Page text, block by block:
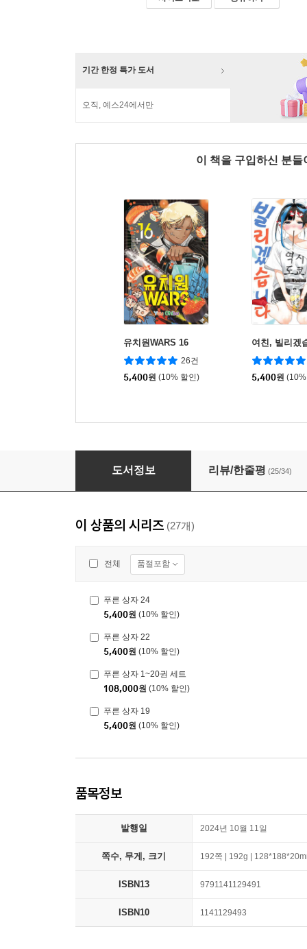
기간 한정 특가 도서
오직, 예스24에서만
이 책을 구입하신 분
유치원WARS 16
26건
5,400원 (10% 할인)
여친, 빌리겠
5,400원
푸른 상자 13
도서정보 리뷰/한줄평 (25/34)
이 상품의 시리즈 (27개)
전체 품절포함
푸른 상자 24
5,400원 (10% 할인)
푸른 상자 22
5,400원 (10% 할인)
푸른 상자 1~20권 세트
108,000원 (10% 할인)
푸른 상자 19
5,400원 (10% 할인)
품목정보
발행일 2024년 10월 11일
쪽수, 무게, 크기 192쪽 | 192g |
ISBN13 9791141129491
ISBN10 1141129493